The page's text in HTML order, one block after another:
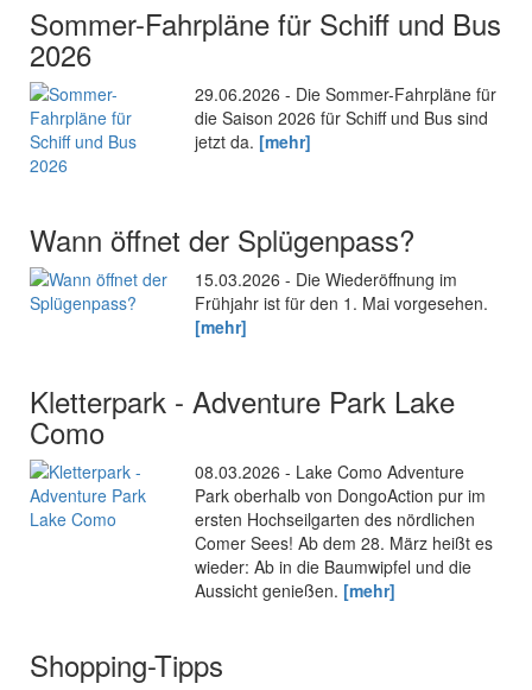
Sommer-Fahrpläne für Schiff und Bus
2026
29.06.2026 - Die Sommer-Fahrpläne für
die Saison 2026 für Schiff und Bus sind
jetzt da. [mehr]
Wann öffnet der Splügenpass?
15.03.2026 - Die Wiederöffnung im
Frühjahr ist für den 1. Mai vorgesehen.
[mehr]
Kletterpark - Adventure Park Lake
Como
08.03.2026 - Lake Como Adventure
Park oberhalb von DongoAction pur im
ersten Hochseilgarten des nördlichen
Comer Sees! Ab dem 28. März heißt es
wieder: Ab in die Baumwipfel und die
Aussicht genießen. [mehr]
Shopping-Tipps